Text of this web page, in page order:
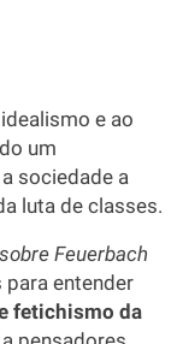
e ao
um
sociedade a
luta de classes.
Feuerbach
entender
fetichismo da